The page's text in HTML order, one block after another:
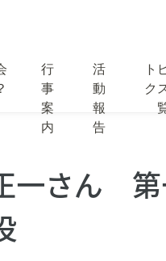
行
事
案
内
活
動
報
告
ト
ク
一さん 第